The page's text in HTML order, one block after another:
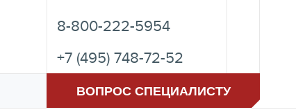
8-800-222-5954
+7 (495) 748-72-52
ВОПРОС СПЕЦИАЛИСТУ